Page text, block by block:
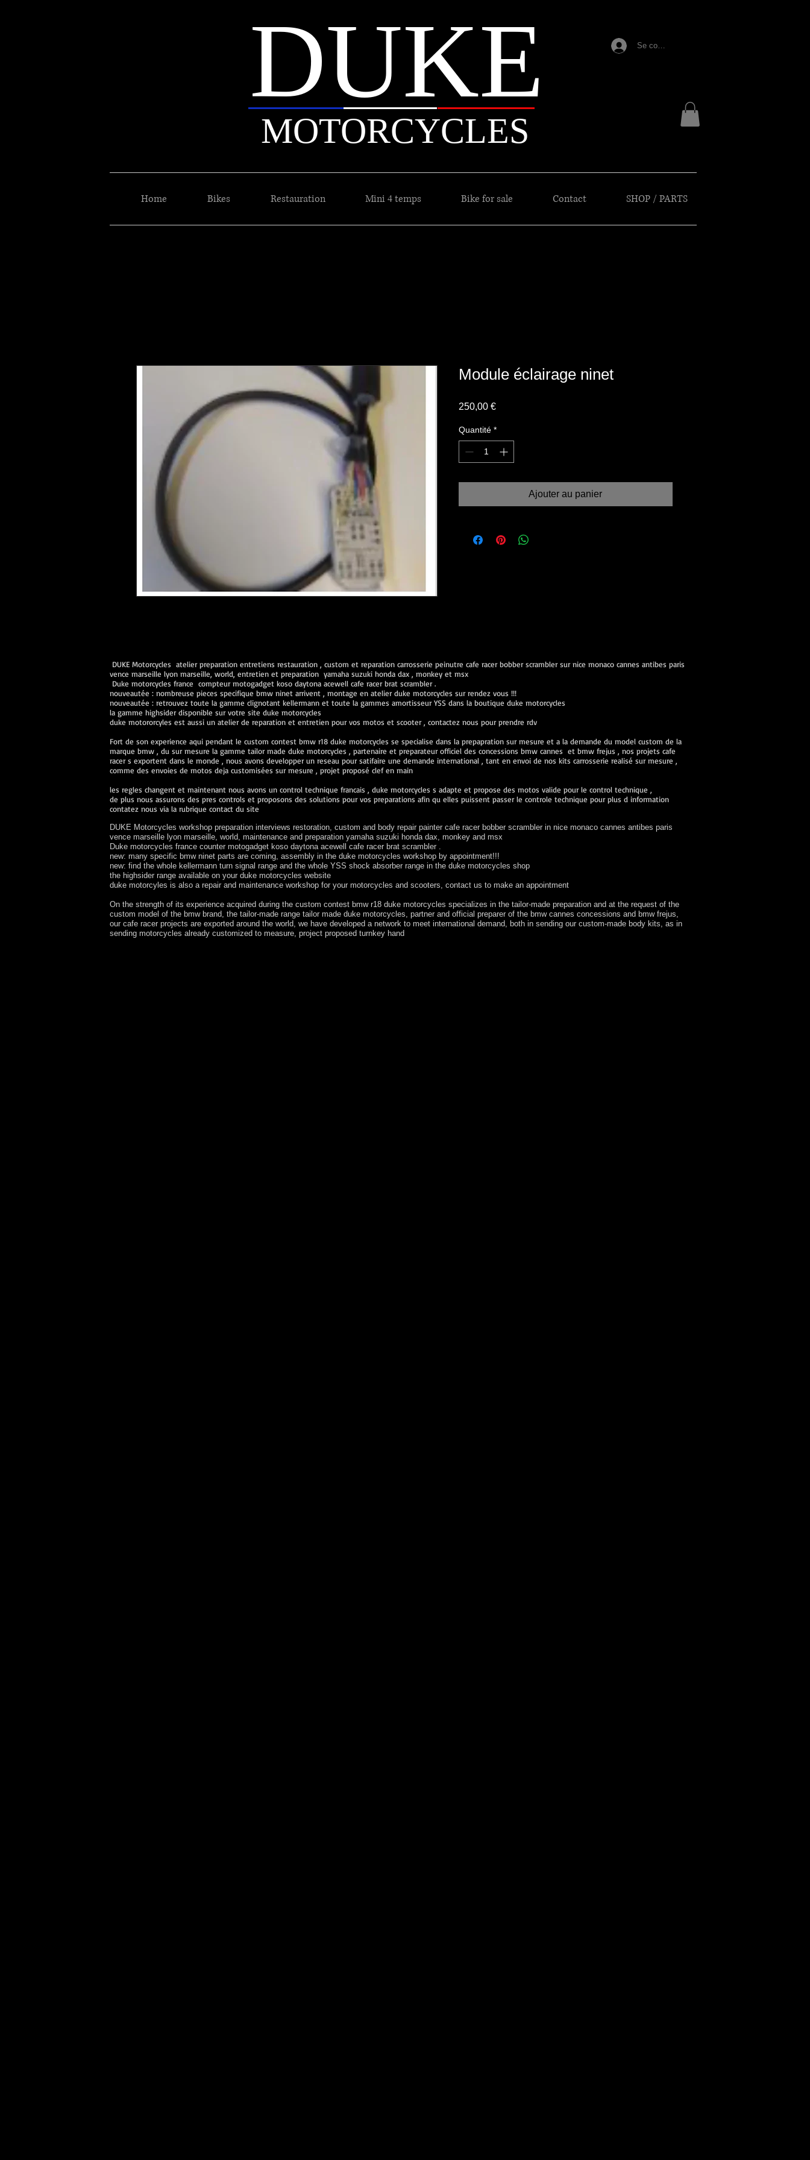
DUKE
Home Bikes Restauration Mini 4 temps Bike for sale Contact SHOP / PARTS
MOTORCYCLES
Se connecter
Module éclairage ninet
250,00 €Prix
Quantité *
Ajouter au panier
DUKE Motorcycles atelier preparation entretiens restauration , custom et reparation carrosserie peinutre cafe racer bobber scrambler sur nice monaco cannes antibes paris
vence marseille lyon marseille, world, entretien et preparation yamaha suzuki honda dax , monkey et msx
Duke motorcycles france compteur motogadget koso daytona acewell cafe racer brat scrambler .
nouveautée : nombreuse pieces specifique bmw ninet arrivent , montage en atelier duke motorcycles sur rendez vous !!!
nouveautée : retrouvez toute la gamme clignotant kellermann et toute la gammes amortisseur YSS dans la boutique duke motorcycles
la gamme highsider disponible sur votre site duke motorcycles
duke motororcyles est aussi un atelier de reparation et entretien pour vos motos et scooter , contactez nous pour prendre rdv
Fort de son experience aqui pendant le custom contest bmw r18 duke motorcycles se specialise dans la prepapration sur mesure et a la demande du model custom de la
marque bmw , du sur mesure la gamme tailor made duke motorcycles , partenaire et preparateur officiel des concessions bmw cannes et bmw frejus , nos projets cafe
racer s exportent dans le monde , nous avons developper un reseau pour satifaire une demande international , tant en envoi de nos kits carrosserie realisé sur mesure ,
comme des envoies de motos deja customisées sur mesure , projet proposé clef en main
les regles changent et maintenant nous avons un control technique francais , duke motorcycles s adapte et propose des motos valide pour le control technique ,
de plus nous assurons des pres controls et proposons des solutions pour vos preparations afin qu elles puissent passer le controle technique pour plus d information
contatez nous via la rubrique contact du site
DUKE Motorcycles workshop preparation interviews restoration, custom and body repair painter cafe racer bobber scrambler in nice monaco cannes antibes paris
vence marseille lyon marseille, world, maintenance and preparation yamaha suzuki honda dax, monkey and msx
Duke motorcycles france counter motogadget koso daytona acewell cafe racer brat scrambler .
new: many specific bmw ninet parts are coming, assembly in the duke motorcycles workshop by appointment!!!
new: find the whole kellermann turn signal range and the whole YSS shock absorber range in the duke motorcycles shop
the highsider range available on your duke motorcycles website
duke motorcyles is also a repair and maintenance workshop for your motorcycles and scooters, contact us to make an appointment
On the strength of its experience acquired during the custom contest bmw r18 duke motorcycles specializes in the tailor-made preparation and at the request of the
custom model of the bmw brand, the tailor-made range tailor made duke motorcycles, partner and official preparer of the bmw cannes concessions and bmw frejus,
our cafe racer projects are exported around the world, we have developed a network to meet international demand, both in sending our custom-made body kits, as in
sending motorcycles already customized to measure, project proposed turnkey hand